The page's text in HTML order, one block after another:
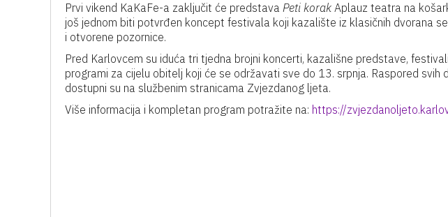
Prvi vikend KaKaFe-a zaključit će predstava Peti korak Aplauz teatra na
još jednom biti potvrđen koncept festivala koji kazalište iz klasičnih dvorana
i otvorene pozornice.
Pred Karlovcem su iduća tri tjedna brojni koncerti, kazališne predstave,
programi za cijelu obitelj koji će se održavati sve do 13. srpnja. Raspored svih
dostupni su na službenim stranicama Zvjezdanog ljeta.
Više informacija i kompletan program potražite na: https://